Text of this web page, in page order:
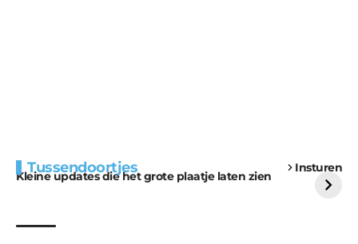
Tussendoortjes Insturen
Kleine updates die het grote plaatje laten zien
voor kabouters
uitdaging